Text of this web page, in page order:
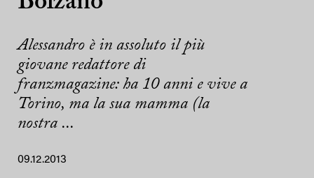
Alessandro è in assoluto il più
giovane redattore di
franzmagazine: ha 10 anni e vive a
Torino, ma la sua mamma (la
nostra ...
09.12.2013